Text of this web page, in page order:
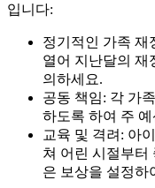
입니다:
정기적인 가족 재
열어 지난달의 재
의하세요.
공동 책임: 각 가
하도록 하여 주
교육 및 격려: 아
쳐 어린 시절부터
은 보상을 설정하